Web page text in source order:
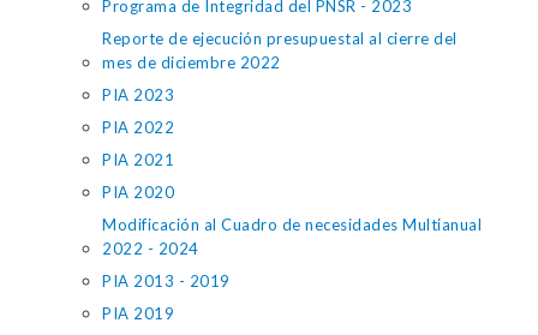
Programa de Integridad del PNSR - 2023
Reporte de ejecución presupuestal al cierre del
mes de diciembre 2022
PIA 2023
PIA 2022
PIA 2021
PIA 2020
Modificación al Cuadro de necesidades Multianual
2022 - 2024
PIA 2013 - 2019
PIA 2019